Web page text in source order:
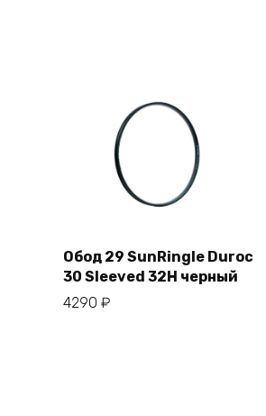
В корзину
Обод 29 SunRingle Duroc
30 Sleeved 32H черный
4290 ₽